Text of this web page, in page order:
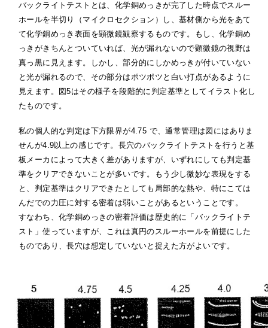
バックライトテストとは、化学銅めっきが完了した時点でスルー
ホールを半切り（マイクロセクション）し、基材側から光をあて
て化学銅めっき表面を顕微鏡観察するものです。もし、化学銅め
っきがきちんとついていれば、光が漏れないので顕微鏡の視野は
真っ黒に見えます。しかし、部分的にしかめっきが付いていない
と光が漏れるので、その部分はポツポツと白い打点があるように
見えます。図5はその様子を段階的に判定基準としてイラスト化し
たものです。
私の個人的な判定は下方限界が4.75 で、通常管理は図にはありま
せんが4.9以上の感じです。長穴のバックライトテストを行うと基
板メーカによって大きく差がありますが、いずれにしても判定基
準をクリアできないことが多いです。もう少し微妙な表現をする
と、判定基準はクリアできたとしても局部的な熱や、特にこては
んだでの力圧に対する密着は弱いことがあるということです。
すなわち、化学銅めっきの密着評価は歴史的に「バックライトテ
スト」使っていますが、これは真円のスルーホールを前提にした
ものであり、長穴は想定していないと捉えた方がよいです。